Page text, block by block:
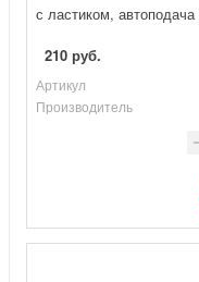
с ластиком,
210 руб.
Артикул
Производитель